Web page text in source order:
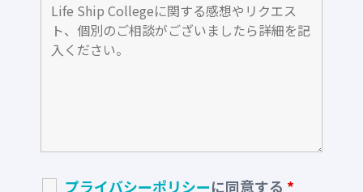
プライバシーポリシーに同意する *